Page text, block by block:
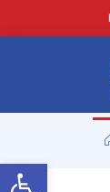
Barra de Ferramentas Aberta